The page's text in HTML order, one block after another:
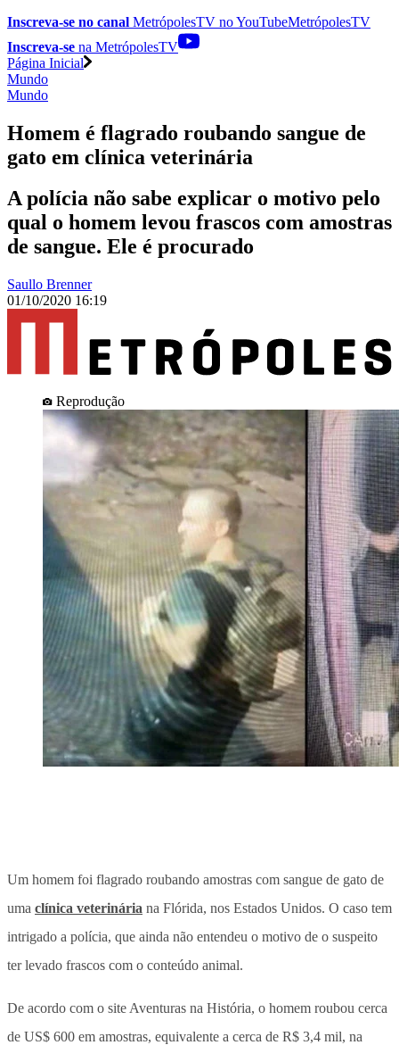
Inscreva-se no canal MetrópolesTV noYouTubeMetrópolesTV
Inscreva-se na MetrópolesTV
Página Inicial
Mundo
Mundo
Homem é flagrado roubando sangue de
gato em clínica veterinária
A polícia não sabe explicar o motivo pelo
qual o homem levou frascos com amostras
de sangue. Ele é procurado
Saullo Brenner
01/10/2020 16:19
Reprodução
Um homem foi flagrado roubando amostras com sangue de gato de
uma clínica veterinária na Flórida, nos Estados Unidos. O caso tem
intrigado a polícia, que ainda não entendeu o motivo de o suspeito
ter levado frascos com o conteúdo animal.
De acordo com o site Aventuras na História, o homem roubou cerca
de US$ 600 em amostras, equivalente a cerca de R$ 3,4 mil, na